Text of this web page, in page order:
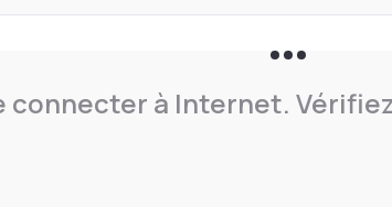
connecter à Internet.